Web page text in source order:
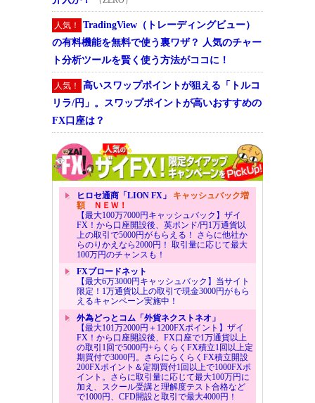
人気！
TradingView（トレーディングビュー）
の有料機能を無料で使う裏ワザ？ 人気のチャー
ト分析ツールを賢く使う方法がココに！
人気！
高いスワップポイントが狙える「トルコ
リラ/円」。スワップポイントが高いおすすめの
FX口座は？
ヒロセ通商「LION FX」 キャッシュバック増
額ＮＥＷ！
【最大100万7000円キャッシュバック】ザイ
FX！から口座開設後、英ポンド/円1万通貨以
上の取引で5000円がもらえる！ さらに他社か
らのりかえなら2000円！ 取引量に応じて最大
100万円のチャンスも！
FXブロードネット
【最大6万3000円キャッシュバック】当サイト
限定！1万通貨以上の取引で現金3000円がもら
えるキャンペーン実施中！
外為どっとコム「外貨ネクストネオ」
【最大101万2000円＋1200FXポイント】ザイ
FX！から口座開設後、FX口座で1万通貨以上
の取引1回で5000円+らくらくFX積立1回以上定
期買付で3000円。さらにらくらくFX積立開設
200FXポイント＆定期買付1回以上で1000FXポ
イント。さらに取引量に応じて最大100万円に
加え、スクール受講と理解度テスト合格など
で1000円、CFD開設と取引で最大4000円！